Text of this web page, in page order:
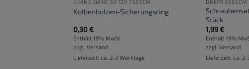
CHANG JIANG SV 12V 750CCM
Kolbenbolzen-Sicherungsring
0,30€
Enthält 19% MwSt.
zzgl. Versand
Lieferzeit: ca. 2-3 Werktage
DNEPR 650CCM
Stück
1,99€
Enthält 19%
zzgl.Versand
Lieferzeit: ca. 2-